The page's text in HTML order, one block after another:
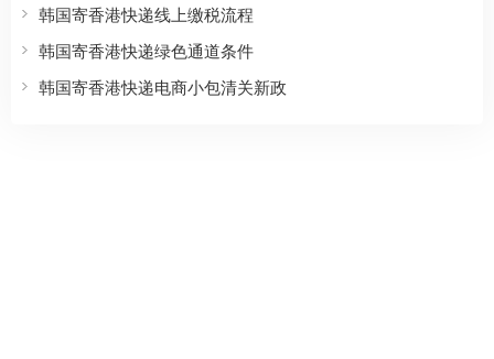
韩国寄香港快递线上缴税流程
韩国寄香港快递绿色通道条件
韩国寄香港快递电商小包清关新政